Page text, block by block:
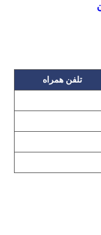
تلفن همراه